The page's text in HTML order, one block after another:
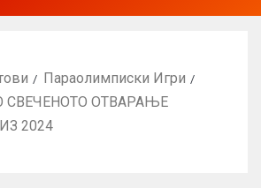
Параолимписки Игри
СВЕЧЕНОТО ОТВАРАЊЕ
2024